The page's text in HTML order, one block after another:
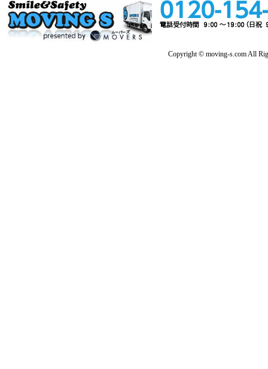
Copyright © moving-s.com All